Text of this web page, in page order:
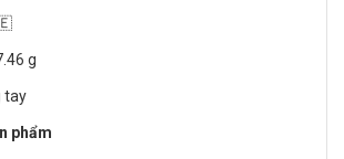
g
tay
phẩm